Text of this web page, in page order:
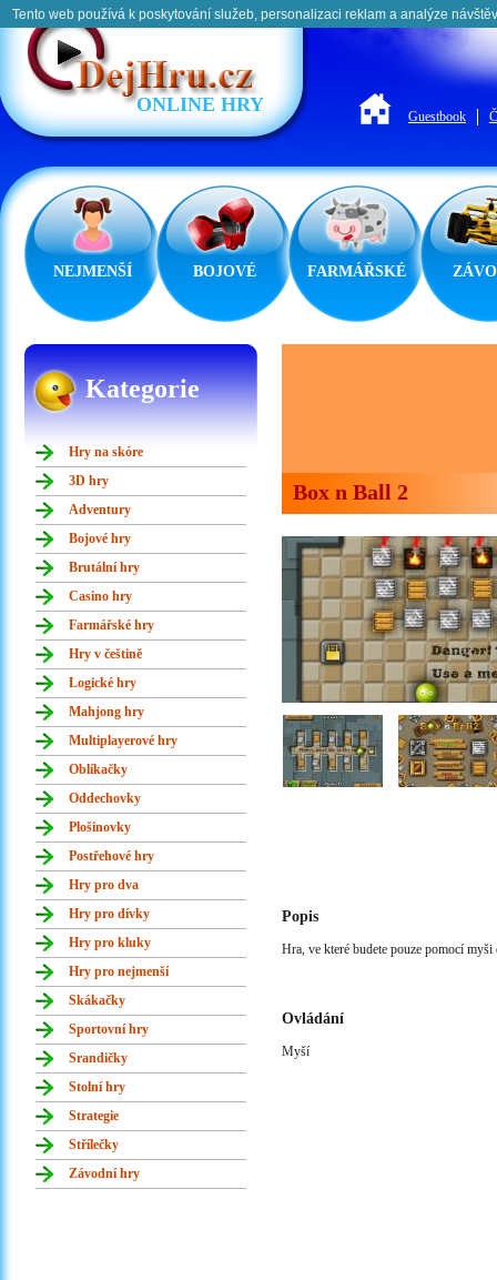
Tento web používá k poskytování služeb, personalizaci reklam a analýze
ONLINE HRY
Guestbook
NEJMENŠÍ BOJOVÉ FARMÁŘSKÉ
Kategorie
Hry na skóre
3D hry
Adventury
Bojové hry
Brutální hry
Casino hry
Farmářské hry
Hry v češtině
Logické hry
Mahjong hry
Multiplayerové hry
Oblíkačky
Oddechovky
Plošinovky
Postřehové hry
Hry pro dva
Hry pro dívky
Hry pro kluky
Hry pro nejmenší
Skákačky
Sportovní hry
Srandičky
Stolní hry
Strategie
Střílečky
Závodní hry
Box n Ball 2
Popis
Hra, ve které budete pouze pomocí
Ovládání
Myší